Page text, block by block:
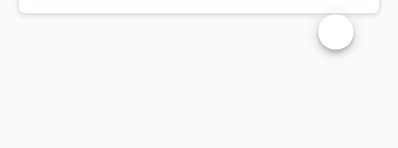
Changer la